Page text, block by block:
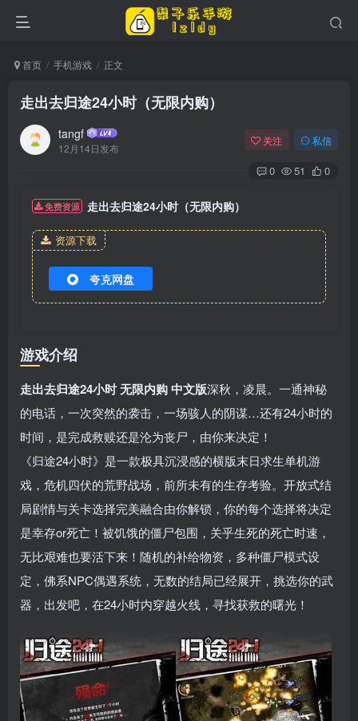
首页 手机游戏 正文
走出去归途24小时（无限内购）
tangf
12月14日发布
关注 私信
0 51 0
免费资源 走出去归途24小时（无限内购）
资源下载
夸克网盘
游戏介绍
走出去归途24小时 无限内购 中文版深秋，凌晨。一通神秘
的电话，一次突然的袭击，一场骇人的阴谋…还有24小时的
时间，是完成救赎还是沦为丧尸，由你来决定！
《归途24小时》是一款极具沉浸感的横版末日求生单机游
戏，危机四伏的荒野战场，前所未有的生存考验。开放式结
局剧情与关卡选择完美融合由你解锁，你的每个选择将决定
是幸存or死亡！被饥饿的僵尸包围，关乎生死的死亡时速，
无比艰难也要活下来！随机的补给物资，多种僵尸模式设
定，佛系NPC偶遇系统，无数的结局已经展开，挑选你的武
器，出发吧，在24小时内穿越火线，寻找获救的曙光！